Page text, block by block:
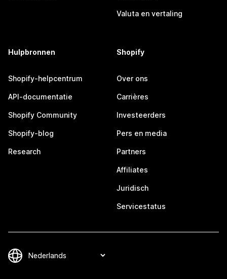
Valuta en vertaling
Hulpbronnen
Shopify-helpcentrum
API-documentatie
Shopify Community
Shopify-blog
Research
Shopify
Over ons
Carrières
Investeerders
Pers en media
Partners
Affiliates
Juridisch
Servicestatus